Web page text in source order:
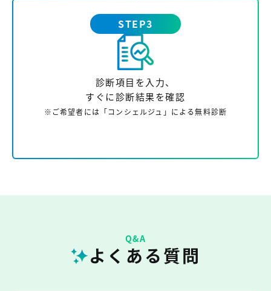
STEP3
診断項目を入力、
すぐに診断結果を確認
※ご希望者には「コンシェルジュ」による無料診断
Q&A
よくある質問